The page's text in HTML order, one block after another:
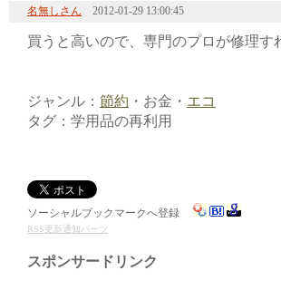
名無しさん 2012-01-29 13:00:45
買うと高いので、専門のプロが修理
ジャンル： 節約 ・お金・ エコ
タグ：学用品の再利用
ソーシャルブックマークへ登録
RSS更新通知パーツ
スポンサードリンク